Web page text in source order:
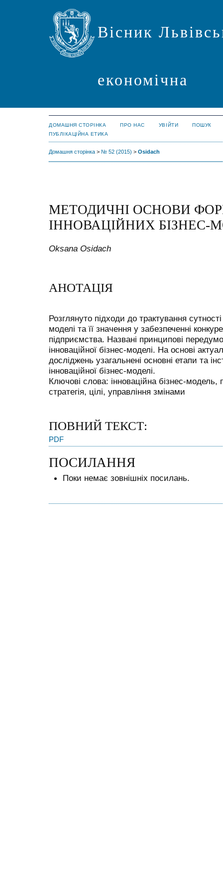
Вісник
економічна
ДОМАШНЯ СТОРІНКА ПРО НАС УВІЙТИ
ПОШУК
ПУБЛІКАЦІЙНА ЕТИКА
Домашня сторінка > № 52 (2015) > Osidach
МЕТОДИЧНІ ОСНОВИ
ІННОВАЦІЙНИХ БІЗНЕС-
Oksana Osidach
АНОТАЦІЯ
Розглянуто підходи до трактування сутності
моделі та її значення у забезпеченні
підприємства. Названі принципові
інноваційної бізнес-моделі. На основі
досліджень узагальнені основні етапи та
інноваційної бізнес-моделі.
Ключові слова: інноваційна бізнес-модель,
стратегія, цілі, управління змінами
ПОВНИЙ ТЕКСТ:
PDF
ПОСИЛАННЯ
Поки немає зовнішніх посилань.